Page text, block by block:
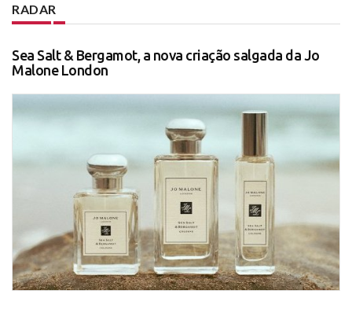
RADAR
Sea Salt & Bergamot, a nova criação salgada da Jo
Malone London